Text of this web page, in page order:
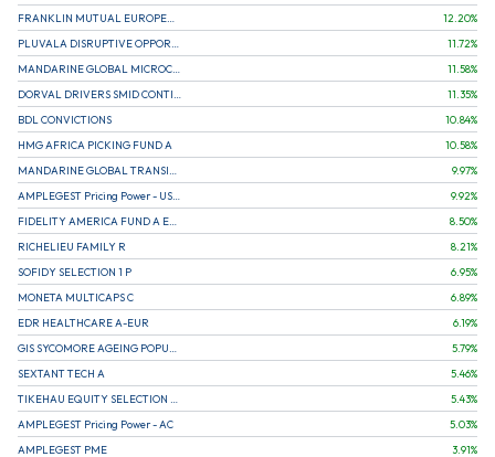
12.20%
11.72%
11.58%
11.35%
BDL CONVICTIONS
10.84%
HMG AFRICA PICKING FUND A
10.58%
9.97%
9.92%
8.50%
RICHELIEU FAMILY R
8.21%
SOFIDY SELECTION 1 P
6.95%
MONETA MULTICAPS C
6.89%
EDR HEALTHCARE A-EUR
6.19%
5.79%
SEXTANT TECH A
5.46%
5.43%
AMPLEGEST Pricing Power - AC
5.03%
AMPLEGEST PME
3.91%